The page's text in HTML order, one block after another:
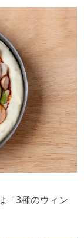
「3種のウィン